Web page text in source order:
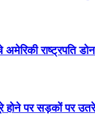
राष्ट्रपति
पर सड़कों पर